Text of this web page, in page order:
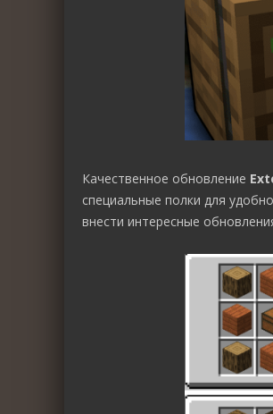
Качественное обновление
специальные полки для
внести интересные